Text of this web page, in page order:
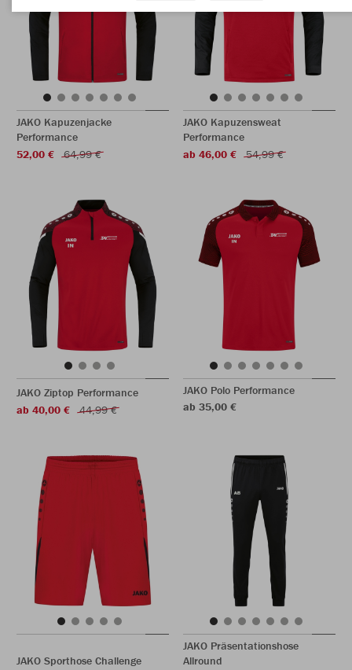
JAKO Kapuzenjacke
Performance
52,00 €
64,99 €
JAKO Kapuzensweat
Performance
ab 46,00 €
54,99 €
JAKO Ziptop Performance
ab 40,00 €
44,99 €
JAKO Polo Performance
ab 35,00 €
JAKO Sporthose Challenge
JAKO Präsentationshose
Allround